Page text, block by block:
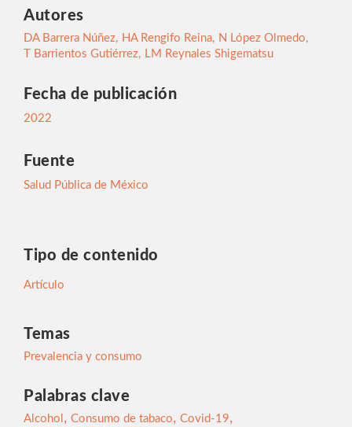
Autores
DA Barrera Núñez, HA Rengifo Reina, N López Olmedo,
T Barrientos Gutiérrez, LM Reynales Shigematsu
Fecha de publicación
2022
Fuente
Salud Pública de México
Tipo de contenido
Artículo
Temas
Prevalencia y consumo
Palabras clave
Alcohol , Consumo de tabaco, Covid-19,